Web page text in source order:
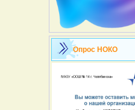
Опрос НОКО